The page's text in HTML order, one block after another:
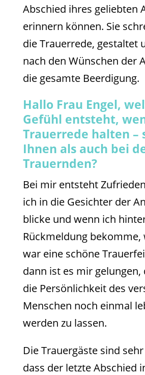
Abschied ihres geliebten
erinnern können. Sie
die Trauerrede, gestaltet
nach den Wünschen der
die gesamte Beerdigung.
Hallo Frau Engel,
Gefühl entsteht,
Trauerrede halten –
Ihnen als auch bei
Trauernden?
Bei mir entsteht
ich in die Gesichter der
blicke und wenn ich
Rückmeldung bekomme,
war eine schöne
dann ist es mir gelungen,
die Persönlichkeit des
Menschen noch einmal
werden zu lassen.
Die Trauergäste sind
dass der letzte Abschied